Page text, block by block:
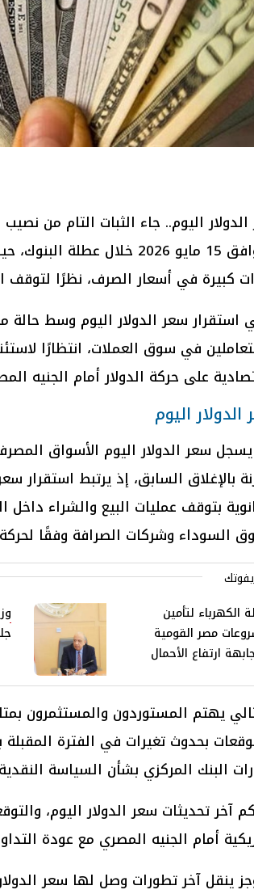
اليوم.. جاء الثبات التام من
الموافق 15 مايو 2026 خلال
كبيرة في أسعار الصرف، نظرًا لتوقف
استقرار سعر الدولار اليوم وسط حالة
في سوق العملات، انتظارًا
على حركة الدولار أمام الجنيه
اليوم
سعر الدولار اليوم الأسواق
بالإغلاق السابق، إذ يرتبط استقرار
بتوقف عمليات البيع والشراء
السوداء وشركات الصرافة وفقًا
الكهرباء لتأمين
مصر القومية
ارتفاع الأحمال
يهتم المستوردون والمستثمرون
بحدوث تغيرات في الفترة المقبلة
البنك المركزي بشأن السياسة
آخر تحديثات سعر الدولار اليوم،
أمام الجنيه المصري مع عودة